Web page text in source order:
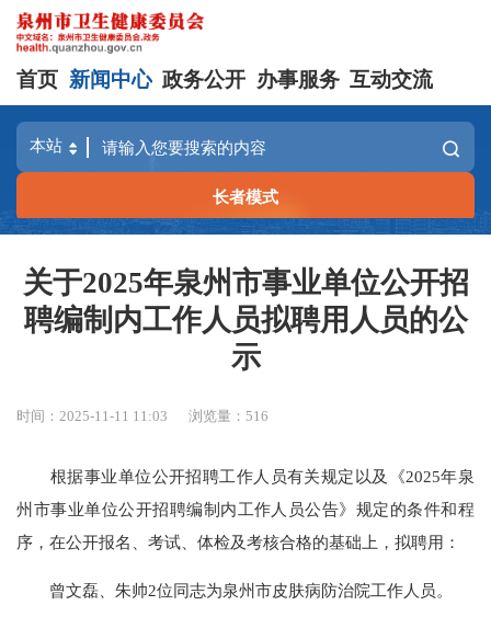
首页 新闻中心 政务公开 办事服务 互动交流
长者模式
关于2025年泉州市事业单位公开招
聘编制内工作人员拟聘用人员的公
示
时间：2025-11-11 11:03 浏览量：516
根据事业单位公开招聘工作人员有关规定以及《2025年泉
州市事业单位公开招聘编制内工作人员公告》规定的条件和程
序，在公开报名、考试、体检及考核合格的基础上，拟聘用：
曾文磊、朱帅2位同志为泉州市皮肤病防治院工作人员。